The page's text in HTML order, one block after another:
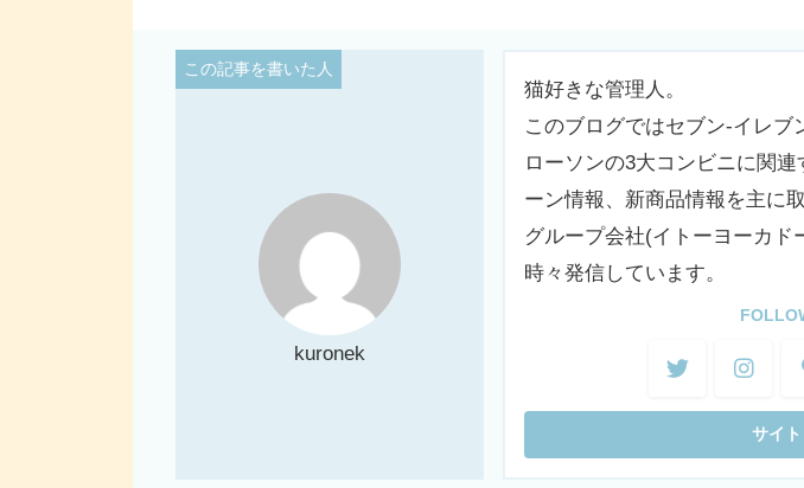
kuronek
猫好きな管理人。
このブログではセブン-イレブ
ローソンの3大コンビニに関
ーン情報、新商品情報を主に
グループ会社(イトーヨーカド
時々発信しています。